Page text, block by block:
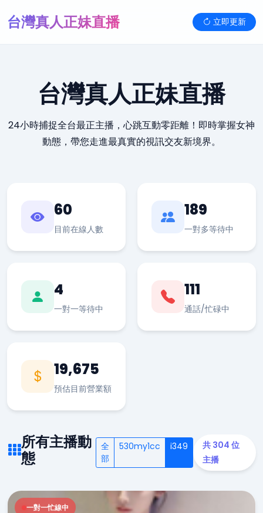
台灣真人正妹直播 立即更新
台灣真人正妹直播
24小時捕捉全台最正主播，心跳互動零距離！即時掌握女神
動態，帶您走進最真實的視訊交友新境界。
60
目前在線人數
189
一對多等待中
4
一對一等待中
111
通話/忙碌中
19,675
預估目前營業額
所有主播動
態
全
部
530my1cc i349
共 304 位
主播
一對一忙線中